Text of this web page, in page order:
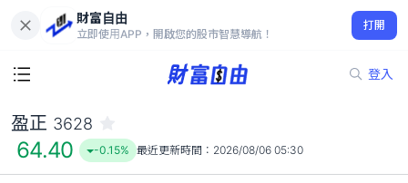
財富自由
立即使用APP，開啟您的股市智慧導航！
打開
登入
64.40
-0.15%
盈正 3628
64.40 -0.15% 最近更新時間： 2026/08/06 05:30